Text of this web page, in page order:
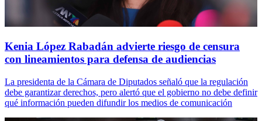
Kenia López Rabadán advierte riesgo de censura
con lineamientos para defensa de audiencias
La presidenta de la Cámara de Diputados señaló que la regulación
debe garantizar derechos, pero alertó que el gobierno no debe definir
qué información pueden difundir los medios de comunicación